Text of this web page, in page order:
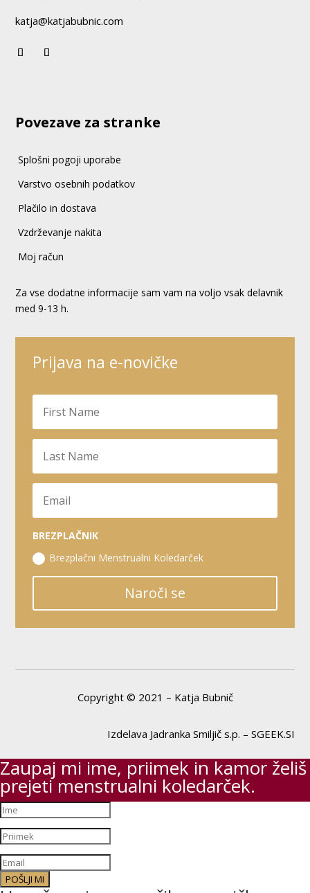
katja@katjabubnic.com
Povezave za stranke
Splošni pogoji uporabe
Varstvo osebnih podatkov
Plačilo in dostava
Vzdrževanje nakita
Moj račun
Za vse dodatne informacije sam vam na voljo vsak delavnik
med 9-13 h.
Prijava na e-novičke
BREZPLAČNIK
Brezplačni Menstrualni Koledarček
Naroči se
Copyright © 2021 – Katja Bubnič
Izdelava Jadranka Smiljič s.p. – SGEEK.SI
Zaupaj mi ime, priimek in kamor želiš
prejeti menstrualni koledarček.
POŠLJI MI